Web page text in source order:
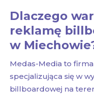
Dlaczego
reklamę
w
Medas-Media to
specjalizująca się w
billboardowej na